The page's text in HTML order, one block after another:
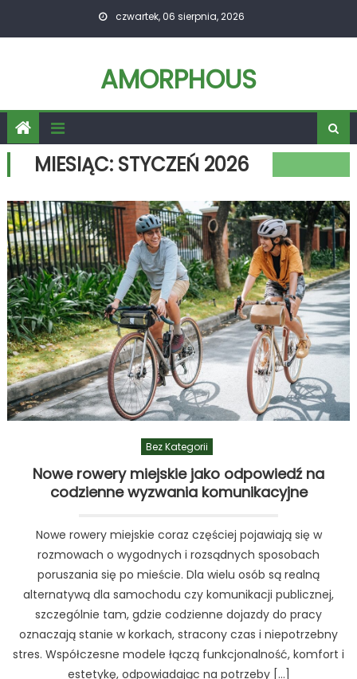
czwartek, 06 sierpnia, 2026
AMORPHOUS
MIESIĄC: STYCZEŃ 2026
Bez Kategorii
Nowe rowery miejskie jako odpowiedź na
codzienne wyzwania komunikacyjne
Nowe rowery miejskie coraz częściej pojawiają się w
rozmowach o wygodnych i rozsądnych sposobach
poruszania się po mieście. Dla wielu osób są realną
alternatywą dla samochodu czy komunikacji publicznej,
szczególnie tam, gdzie codzienne dojazdy do pracy
oznaczają stanie w korkach, stracony czas i niepotrzebny
stres. Współczesne modele łączą funkcjonalność, komfort i
estetykę, odpowiadając na potrzeby […]